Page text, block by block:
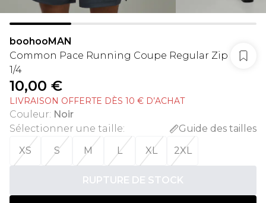
boohooMAN
Common Pace Running Coupe Regular Zip
1/4
10,00 €
LIVRAISON OFFERTE DÈS 10 € D’ACHAT
Couleur: Noir
Sélectionner une taille:
Guide des tailles
XS
S M L XL 2XL
RUPTURE DE STOCK